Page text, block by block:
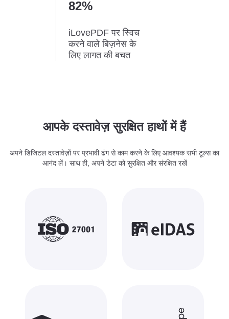
82%
iLovePDF पर स्विच
करने वाले बिज़नेस के
लिए लागत की बचत
आपके दस्तावेज़ सुरक्षित हाथों में हैं
अपने डिजिटल दस्तावेज़ों पर प्रभावी ढंग से काम करने के लिए आवश्यक सभी टूल्स का
आनंद लें। साथ ही, अपने डेटा को सुरक्षित और संरक्षित रखें